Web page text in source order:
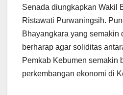
Senada diungkapkan Wakil
Ristawati Purwaningsih.
Bhayangkara yang semakin
berharap agar soliditas
Pemkab Kebumen semakin
perkembangan ekonomi di